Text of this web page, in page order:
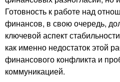
Готовность к работе над
финансов, в свою очередь,
ключевой аспект
как именно недостаток этой
финансового конфликта и
коммуникацией.